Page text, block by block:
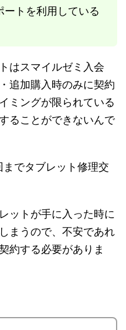
ートを利用している
はスマイルゼミ入会
追加購入時のみに契約
ミングが限られている
ることができないんで
でタブレット修理交
ットが手に入った時に
まうので、不安であれ
約する必要がありま